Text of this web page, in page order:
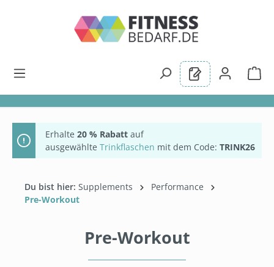
Erhalte 20 % Rabatt auf
ausgewählte Trinkflaschen mit dem Code: TRINK26
Du bist hier: Supplements
Performance
Pre-Workout
Pre-Workout